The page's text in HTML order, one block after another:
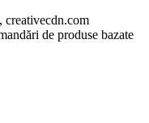
de produse bazate